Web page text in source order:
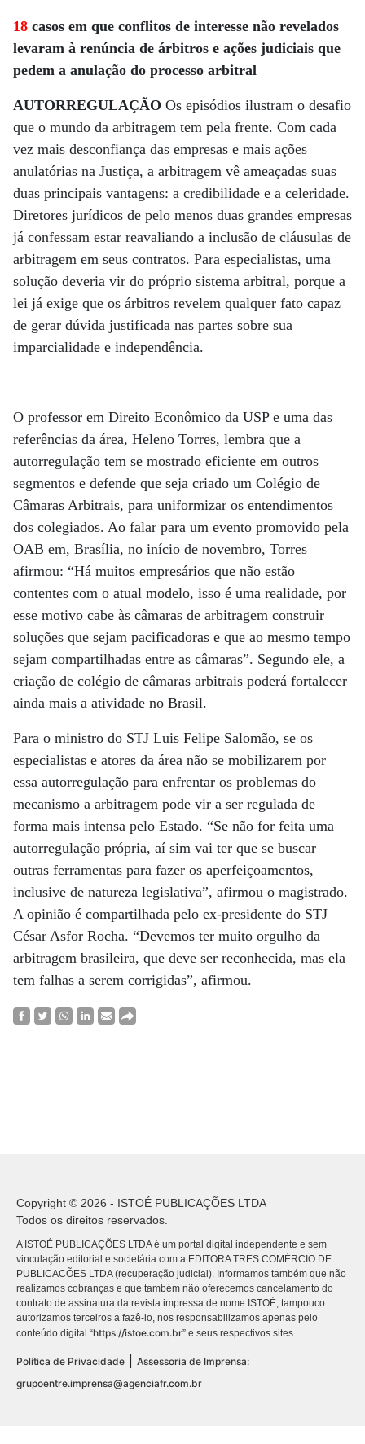
18 casos em que conflitos de interesse não revelados
levaram à renúncia de árbitros e ações judiciais que
pedem a anulação do processo arbitral
AUTORREGULAÇÃO Os episódios ilustram o desafio
que o mundo da arbitragem tem pela frente. Com cada
vez mais desconfiança das empresas e mais ações
anulatórias na Justiça, a arbitragem vê ameaçadas suas
duas principais vantagens: a credibilidade e a celeridade.
Diretores jurídicos de pelo menos duas grandes empresas
já confessam estar reavaliando a inclusão de cláusulas de
arbitragem em seus contratos. Para especialistas, uma
solução deveria vir do próprio sistema arbitral, porque a
lei já exige que os árbitros revelem qualquer fato capaz
de gerar dúvida justificada nas partes sobre sua
imparcialidade e independência.
O professor em Direito Econômico da USP e uma das
referências da área, Heleno Torres, lembra que a
autorregulação tem se mostrado eficiente em outros
segmentos e defende que seja criado um Colégio de
Câmaras Arbitrais, para uniformizar os entendimentos
dos colegiados. Ao falar para um evento promovido pela
OAB em, Brasília, no início de novembro, Torres
afirmou: “Há muitos empresários que não estão
contentes com o atual modelo, isso é uma realidade, por
esse motivo cabe às câmaras de arbitragem construir
soluções que sejam pacificadoras e que ao mesmo tempo
sejam compartilhadas entre as câmaras”. Segundo ele, a
criação de colégio de câmaras arbitrais poderá fortalecer
ainda mais a atividade no Brasil.
Para o ministro do STJ Luis Felipe Salomão, se os
especialistas e atores da área não se mobilizarem por
essa autorregulação para enfrentar os problemas do
mecanismo a arbitragem pode vir a ser regulada de
forma mais intensa pelo Estado. “Se não for feita uma
autorregulação própria, aí sim vai ter que se buscar
outras ferramentas para fazer os aperfeiçoamentos,
inclusive de natureza legislativa”, afirmou o magistrado.
A opinião é compartilhada pelo ex-presidente do STJ
César Asfor Rocha. “Devemos ter muito orgulho da
arbitragem brasileira, que deve ser reconhecida, mas ela
tem falhas a serem corrigidas”, afirmou.
Copyright © 2026 - ISTOÉ PUBLICAÇÕES LTDA
Todos os direitos reservados.
A ISTOÉ PUBLICAÇÕES LTDA é um portal digital independente e sem
vinculação editorial e societária com a EDITORA TRES COMÉRCIO DE
PUBLICACÕES LTDA (recuperação judicial). Informamos também que não
realizamos cobranças e que também não oferecemos cancelamento do
contrato de assinatura da revista impressa de nome ISTOÉ, tampouco
autorizamos terceiros a fazê-lo, nos responsabilizamos apenas pelo
conteúdo digital “https://istoe.com.br” e seus respectivos sites.
Política de Privacidade
Assessoria de Imprensa:
grupoentre.imprensa@agenciafr.com.br